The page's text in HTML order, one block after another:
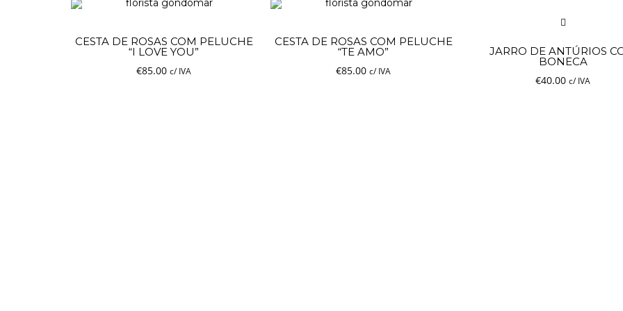
CESTA DE ROSAS COM PELUCHE
“I LOVE YOU”
€85.00 c/ IVA
CESTA DE ROSAS COM PELUCHE
“TE AMO”
€85.00 c/ IVA
JARRO DE ANTÚRIOS
BONECA
€40.00 c/ IVA